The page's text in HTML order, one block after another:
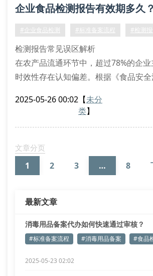
根据《消毒产品卫生安全评价规定》
产品配方、生产工艺、检测报告等10类
企业食品检测报告有效期多久
须掌握
#企业食品检测 #标准备案流程 #检测报
检测报告常见误区解析
在农产品流通环节中，超过78%的企
时效性存在认知偏差。根据《食品安
金属污染物检测数据则保持12个月有效
权威检测机构选择指南
查看实验室是否具有cma认证资质
确认检测范围包含具体产品类别
2025-05-26 00:02 【未分
类】
文章分页
1 2 3 … 8
最新文章
消毒用品备案代办如何快速通过审核？
#标准备案流程 #消毒用品备案 #食品
2025-05-23 02:02